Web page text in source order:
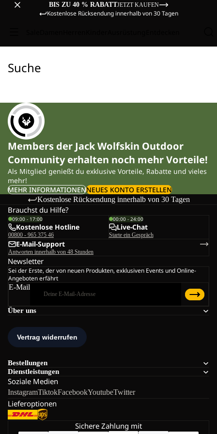
BIS ZU 40 % RABATTJETZT KAUFEN
Kostenlose Rücksendung innerhalb von 30 Tagen
Suche
Members der Jack Wolfskin Outdoor
Community erhalten noch mehr Vorteile!
Als Mitglied genießt du exklusive Vorteile, Rabatte und vieles
mehr!
MEHR INFORMATIONENNEUES KONTO ERSTELLEN
Kostenlose Rücksendung innerhalb von 30 Tagen
Über uns
Bestellungen
Dienstleistungen
Soziale Medien
InstagramTiktokFacebookYoutubeTwitter
Lieferoptionen
Brauchst du Hilfe?
09:00 - 17:00
Kostenlose Hotline
00800 - 965 375 46
00:00 - 24:00
Live-Chat
Starte ein Gespräch
E-Mail-Support
Antworten innerhalb von 48 Stunden
Newsletter
Sei der Erste, der von neuen Produkten, exklusiven Events und Online-
Angeboten erfährt
E-Mail
Sichere Zahlung mit